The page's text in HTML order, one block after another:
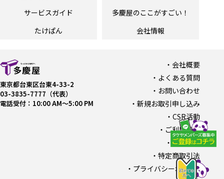
サービスガイド
多慶屋のここがすごい！
たけぱん
会社情報
東京都台東区台東4-33-2
03-3835-7777（代表）
電話受付：10:00 AM〜5:00 PM
会社概要
よくある質問
お問い合わせ
新規お取引申し込み
CSR活動
ご利用規約
採用情報
特定商取引法
プライバシーポリシー